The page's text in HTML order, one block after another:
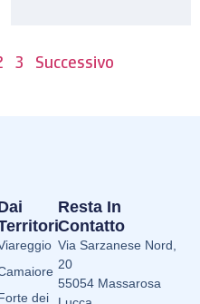
3 Successivo
dei
Resta In
Contatto
Via Sarzanese Nord,
20
55054 Massarosa